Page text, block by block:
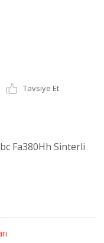
Tavsiye Et
Fa380Hh Sinterli